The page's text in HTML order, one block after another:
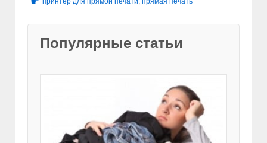
Популярные статьи